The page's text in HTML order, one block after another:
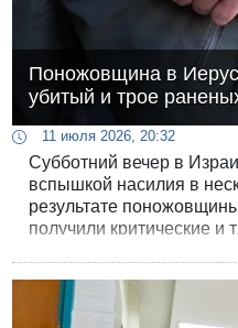
Поножовщина в
убитый и трое
11 июля 2026, 20:32
Субботний вечер в
вспышкой насилия в
результате
получили критические и